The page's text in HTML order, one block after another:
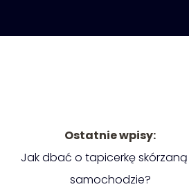
Ostatnie wpisy:
Jak dbać o tapicerkę
samochodzie?